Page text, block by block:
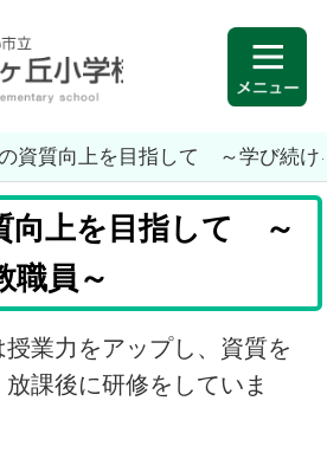
資質向上を目指して ～学び続
向上を目指して ～
職員～
業力をアップし、資質を
課後に研修をしていま